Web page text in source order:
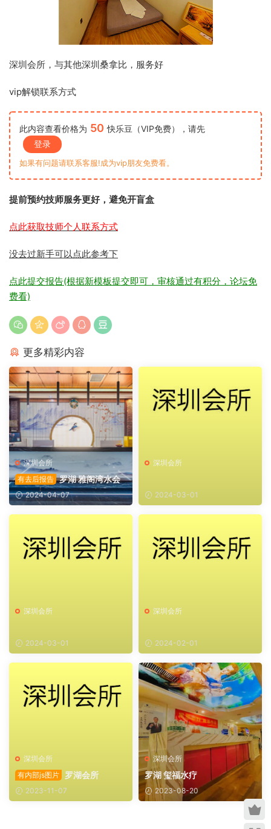
深圳会所，与其他深圳桑拿比，服务好
vip解锁联系方式
此内容查看价格为 50 快乐豆（VIP免费），请先
登录
如果有问题请联系客服!成为vip朋友免费看。
提前预约技师服务更好，避免开盲盒
点此获取技师个人联系方式
没去过新手可以点此参考下
点此提交报告(根据新模板提交即可，审核通过有积分，论坛免
费看)
更多精彩内容
深圳会所
有去后报告 罗湖 雅阁湾水会
2024-04-07
深圳会所
2024-03-01
深圳会所
2024-03-01
深圳会所
2024-02-01
深圳会所
有内部js图片
罗湖会所
2023-11-07
深圳会所
罗湖 玺福水疗
2023-08-20